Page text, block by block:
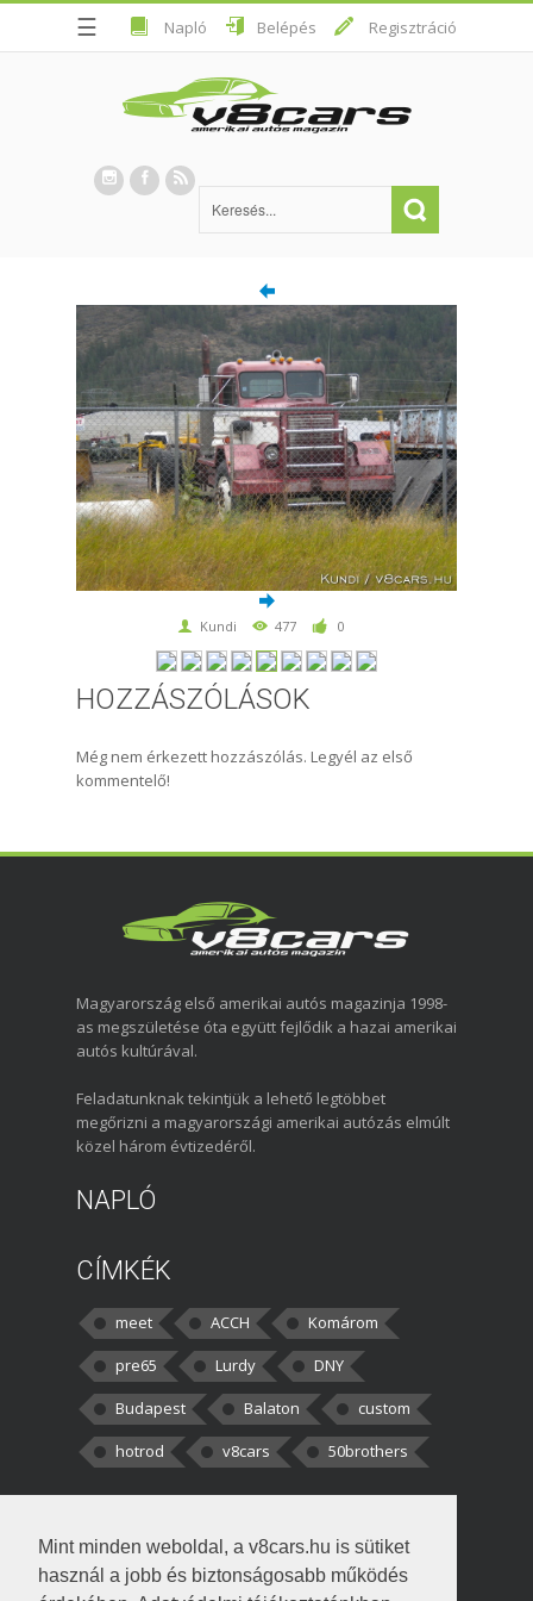
Mint minden weboldal, a v8cars.hu is sütiket
használ a jobb és biztonságosabb működés
☰ Napló Belépés Regisztráció
Kundi 477 0
HOZZÁSZÓLÁSOK
Még nem érkezett hozzászólás. Legyél az első
kommentelő!
Magyarország első amerikai autós magazinja 1998-
as megszületése óta együtt fejlődik a hazai amerikai
autós kultúrával.
Feladatunknak tekintjük a lehető legtöbbet
megőrizni a magyarországi amerikai autózás elmúlt
közel három évtizedéről.
NAPLÓ
CÍMKÉK
meet ACCH
Komárom
pre65
Lurdy
DNY
Budapest
Balaton
custom
hotrod
v8cars 50brothers
kortisz:Elszúrtam! Én csak két
darabbaal számoltam. Nem tudtam, hogy fél autót,